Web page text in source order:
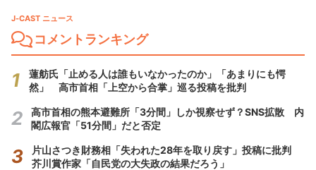
J-CAST ニュース
コメントランキング
蓮舫氏「止める人は誰もいなかったのか」「あまりにも愕
然」 高市首相「上空から合掌」巡る投稿を批判
高市首相の熊本避難所「3分間」しか視察せず？SNS拡散 内
閣広報官「51分間」だと否定
片山さつき財務相「失われた28年を取り戻す」投稿に批判
芥川賞作家「自民党の大失政の結果だろう」